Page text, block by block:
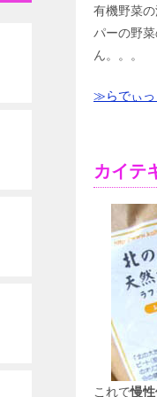
有機野菜
パーの野
ん。。。
≫らでぃっ
カイテ
これで慢